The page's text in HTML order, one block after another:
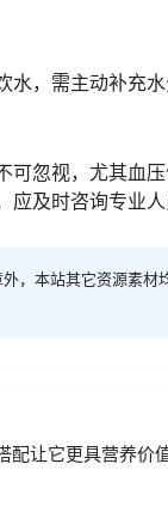
水，需主动补充
可忽视，尤其血
及时咨询专业人
，本站其它资源素
配让它更具营养价